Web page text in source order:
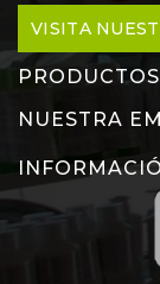
VISITA
PRODUCTOS
NUESTRA